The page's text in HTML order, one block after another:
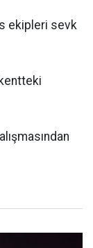
ekipleri sevk